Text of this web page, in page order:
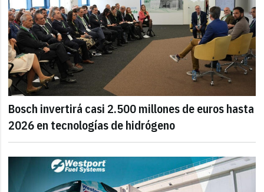
Bosch invertirá casi 2.500 millones de euros hasta
2026 en tecnologías de hidrógeno